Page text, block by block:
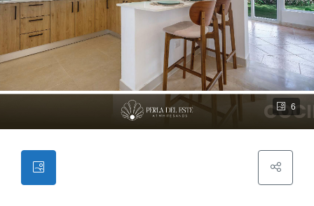
6